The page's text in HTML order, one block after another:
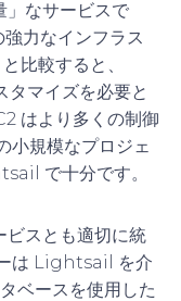
なサービスで
力なインフラス
比較すると、
マイズを必要と
はより多くの制御
小規模なプロジェ
で十分です。
スとも適切に統
は Lightsail を介
ベースを使用した